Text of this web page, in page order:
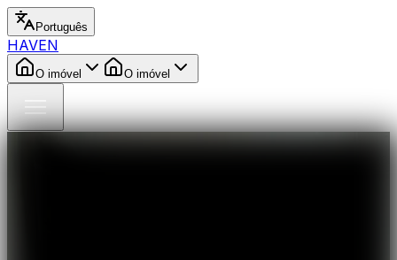
Português
HAVEN
O imóvel O imóvel